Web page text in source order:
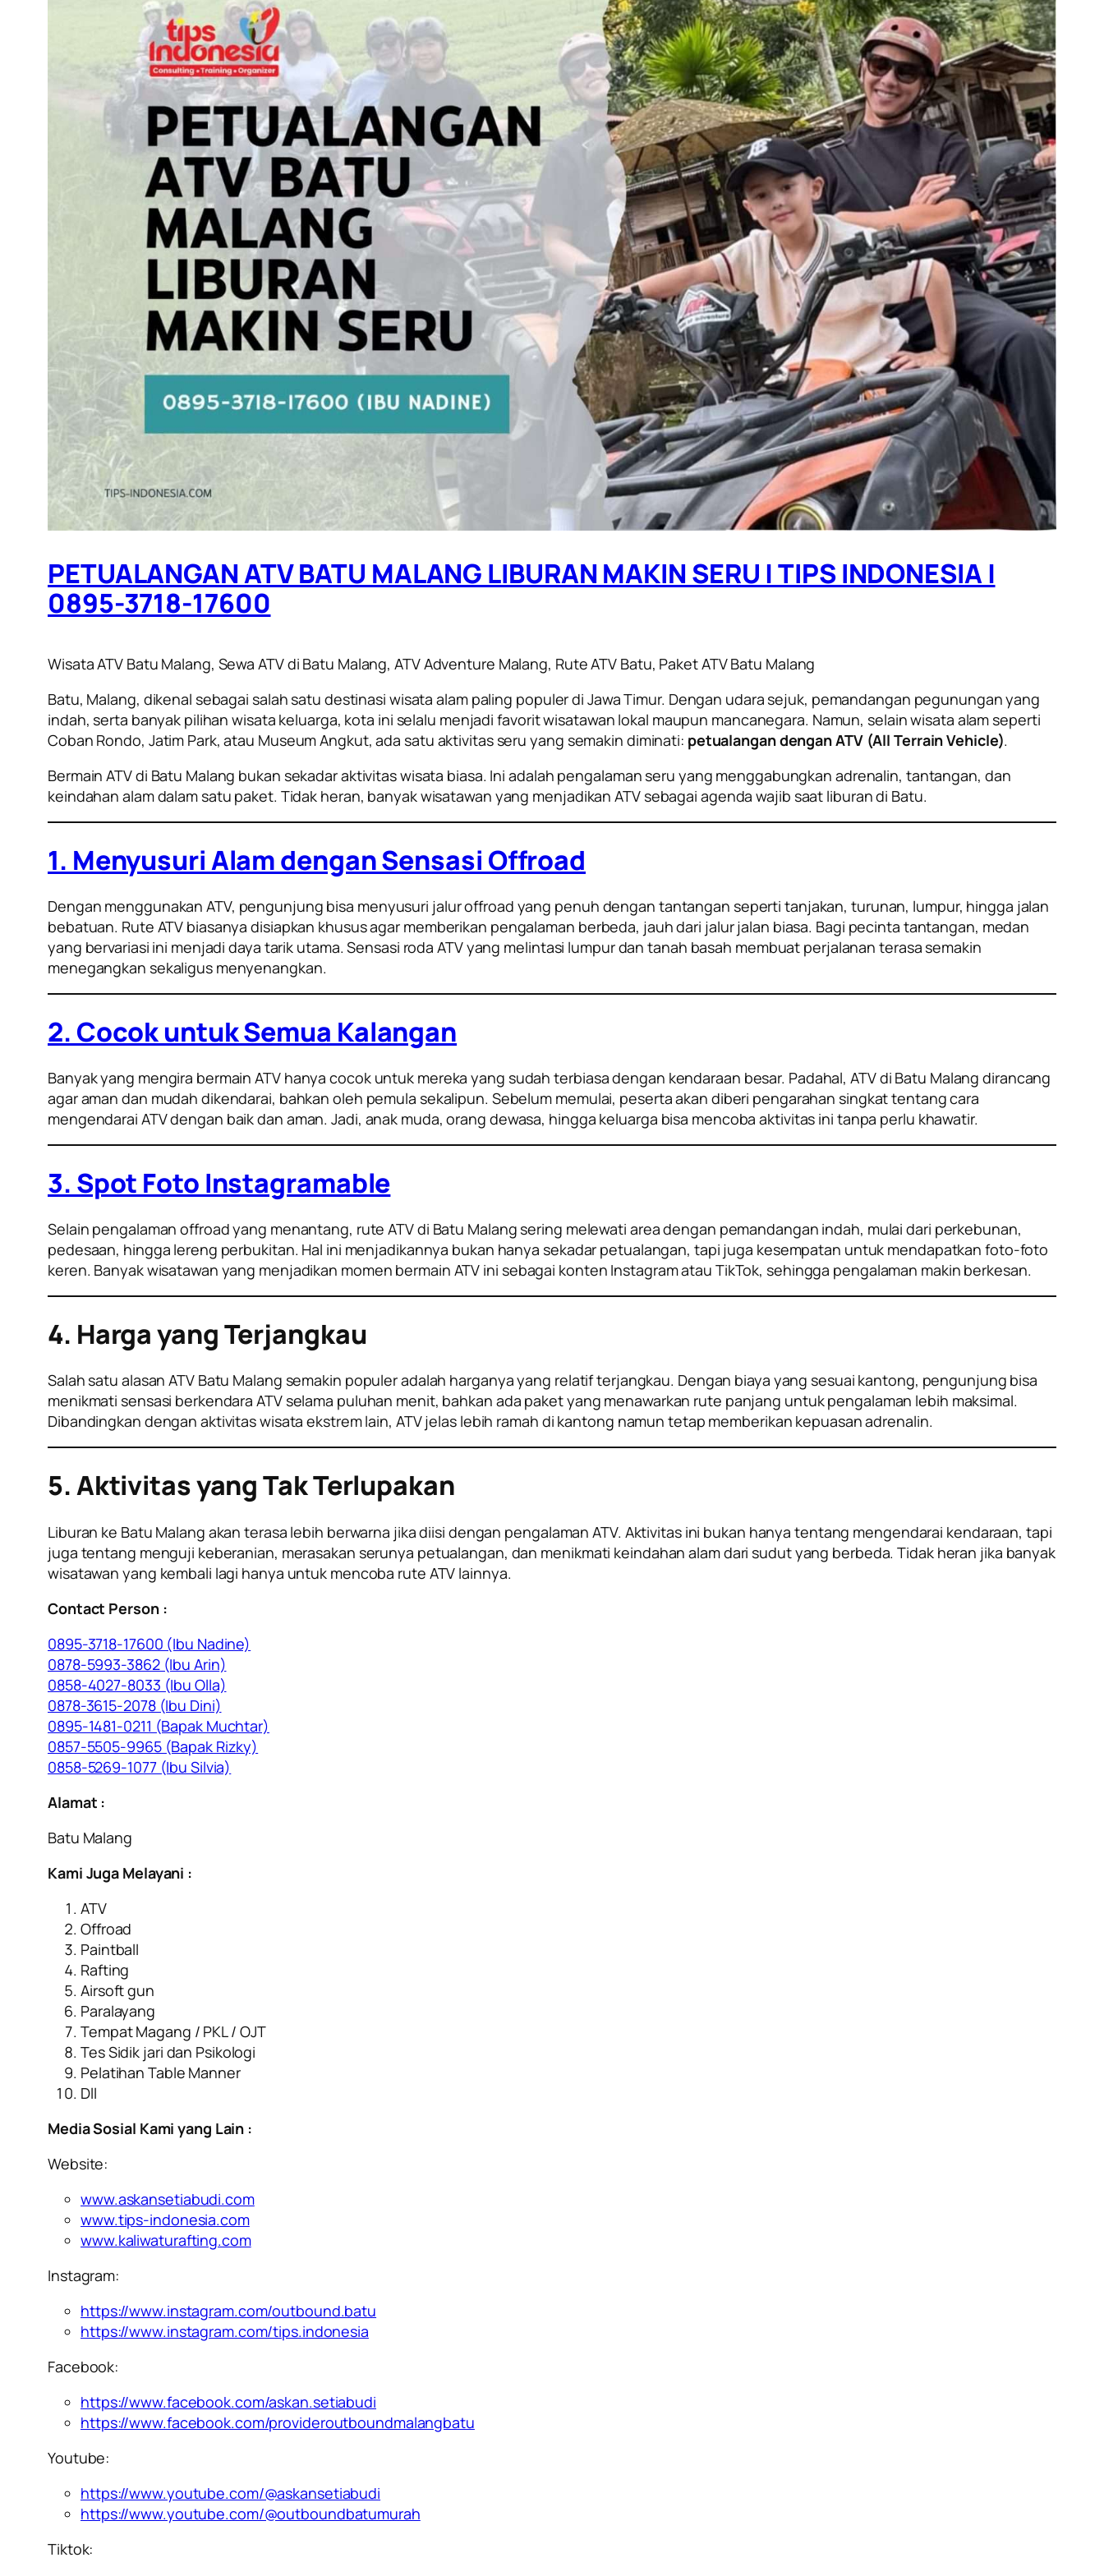
PETUALANGAN ATV BATU MALANG LIBURAN MAKIN SERU | TIPS INDONESIA |
0895-3718-17600
Wisata ATV Batu Malang, Sewa ATV di Batu Malang, ATV Adventure Malang, Rute ATV Batu, Paket ATV Batu Malang
Batu, Malang, dikenal sebagai salah satu destinasi wisata alam paling populer di Jawa Timur. Dengan udara sejuk, pemandangan pegunungan yang
indah, serta banyak pilihan wisata keluarga, kota ini selalu menjadi favorit wisatawan lokal maupun mancanegara. Namun, selain wisata alam seperti
Coban Rondo, Jatim Park, atau Museum Angkut, ada satu aktivitas seru yang semakin diminati: petualangan dengan ATV (All Terrain Vehicle).
Bermain ATV di Batu Malang bukan sekadar aktivitas wisata biasa. Ini adalah pengalaman seru yang menggabungkan adrenalin, tantangan, dan
keindahan alam dalam satu paket. Tidak heran, banyak wisatawan yang menjadikan ATV sebagai agenda wajib saat liburan di Batu.
1. Menyusuri Alam dengan Sensasi Offroad
Dengan menggunakan ATV, pengunjung bisa menyusuri jalur offroad yang penuh dengan tantangan seperti tanjakan, turunan, lumpur, hingga jalan
bebatuan. Rute ATV biasanya disiapkan khusus agar memberikan pengalaman berbeda, jauh dari jalur jalan biasa. Bagi pecinta tantangan, medan
yang bervariasi ini menjadi daya tarik utama. Sensasi roda ATV yang melintasi lumpur dan tanah basah membuat perjalanan terasa semakin
menegangkan sekaligus menyenangkan.
2. Cocok untuk Semua Kalangan
Banyak yang mengira bermain ATV hanya cocok untuk mereka yang sudah terbiasa dengan kendaraan besar. Padahal, ATV di Batu Malang dirancang
agar aman dan mudah dikendarai, bahkan oleh pemula sekalipun. Sebelum memulai, peserta akan diberi pengarahan singkat tentang cara
mengendarai ATV dengan baik dan aman. Jadi, anak muda, orang dewasa, hingga keluarga bisa mencoba aktivitas ini tanpa perlu khawatir.
3. Spot Foto Instagramable
Selain pengalaman offroad yang menantang, rute ATV di Batu Malang sering melewati area dengan pemandangan indah, mulai dari perkebunan,
pedesaan, hingga lereng perbukitan. Hal ini menjadikannya bukan hanya sekadar petualangan, tapi juga kesempatan untuk mendapatkan foto-foto
keren. Banyak wisatawan yang menjadikan momen bermain ATV ini sebagai konten Instagram atau TikTok, sehingga pengalaman makin berkesan.
4. Harga yang Terjangkau
Salah satu alasan ATV Batu Malang semakin populer adalah harganya yang relatif terjangkau. Dengan biaya yang sesuai kantong, pengunjung bisa
menikmati sensasi berkendara ATV selama puluhan menit, bahkan ada paket yang menawarkan rute panjang untuk pengalaman lebih maksimal.
Dibandingkan dengan aktivitas wisata ekstrem lain, ATV jelas lebih ramah di kantong namun tetap memberikan kepuasan adrenalin.
5. Aktivitas yang Tak Terlupakan
Liburan ke Batu Malang akan terasa lebih berwarna jika diisi dengan pengalaman ATV. Aktivitas ini bukan hanya tentang mengendarai kendaraan, tapi
juga tentang menguji keberanian, merasakan serunya petualangan, dan menikmati keindahan alam dari sudut yang berbeda. Tidak heran jika banyak
wisatawan yang kembali lagi hanya untuk mencoba rute ATV lainnya.
Contact Person :
0895-3718-17600 (Ibu Nadine)
0878-5993-3862 (Ibu Arin)
0858-4027-8033 (Ibu Olla)
0878-3615-2078 (Ibu Dini)
0895-1481-0211 (Bapak Muchtar)
0857-5505-9965 (Bapak Rizky)
0858-5269-1077 (Ibu Silvia)
Alamat :
Batu Malang
Kami Juga Melayani :
ATV
Offroad
Paintball
Rafting
Airsoft gun
Paralayang
Tempat Magang / PKL / OJT
Tes Sidik jari dan Psikologi
Pelatihan Table Manner
Dll
Media Sosial Kami yang Lain :
Website:
www.askansetiabudi.com
www.tips-indonesia.com
www.kaliwaturafting.com
Instagram:
https://www.instagram.com/outbound.batu
https://www.instagram.com/tips.indonesia
Facebook:
https://www.facebook.com/askan.setiabudi
https://www.facebook.com/provideroutboundmalangbatu
Youtube:
https://www.youtube.com/@askansetiabudi
https://www.youtube.com/@outboundbatumurah
Tiktok: